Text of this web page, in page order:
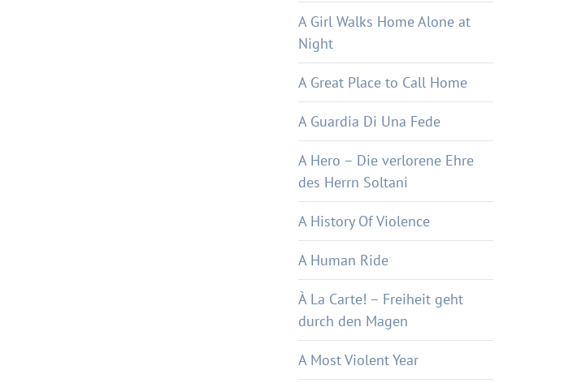
A Girl Walks Home Alone at
Night
A Great Place to Call Home
A Guardia Di Una Fede
A Hero – Die verlorene Ehre
des Herrn Soltani
A History Of Violence
A Human Ride
À La Carte! – Freiheit geht
durch den Magen
A Most Violent Year